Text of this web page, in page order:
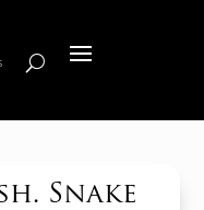
Snake